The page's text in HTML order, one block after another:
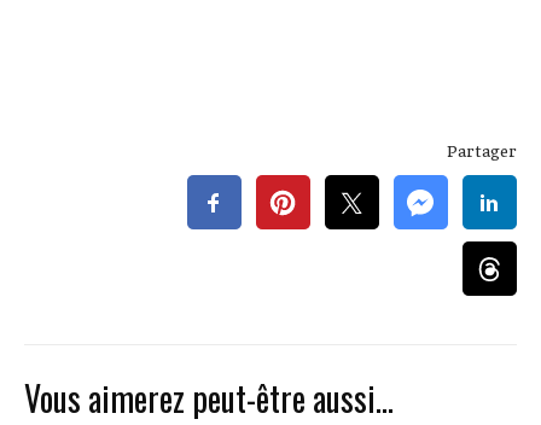
Partager
Vous aimerez peut-être aussi…